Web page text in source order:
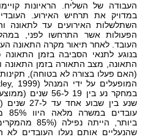
העבודה של השליח. הראיונות
במדויק את תרחיש האירוע.
השתלשלות האירועים עד לתאונה
הפעולות אשר התרחשו לפני,
העובד. לאחר תיאור מקרה התאונה
בנוגע לתנאי הסביבה בזמן
התאונה, מצב התאורה בזמן התאונה
(האם פעלו בצורה לא בטוחה), תקינות
שהנעליים אותם נעלו העובדים לא